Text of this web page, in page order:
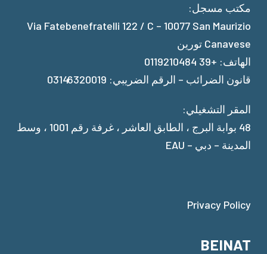
مكتب مسجل:
Via Fatebenefratelli 122 / C – 10077 San Maurizio
Canavese تورين
الهاتف: +39 0119210484
قانون الضرائب – الرقم الضريبي: 03146320019
المقر التشغيلي:
48 بوابة البرج ، الطابق العاشر ، غرفة رقم 1001 ، وسط
المدينة – دبي – EAU
Privacy Policy
BEINAT